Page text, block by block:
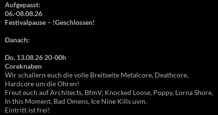
Aufgepasst:
06.-08.08.26
Festivalpause – !Geschlossen!
Danach:
Do, 13.08.26 20-00h
Coreknaben
Wir schallern euch die volle Breitseite Metalcore, Deathcore,
Hardcore um die Ohren!
Freut euch auf Architects, BfmV, Knocked Loose, Poppy, Lorna Shore,
In this Moment, Bad Omens, Ice Nine Kills uvm.
Eintritt ist frei!